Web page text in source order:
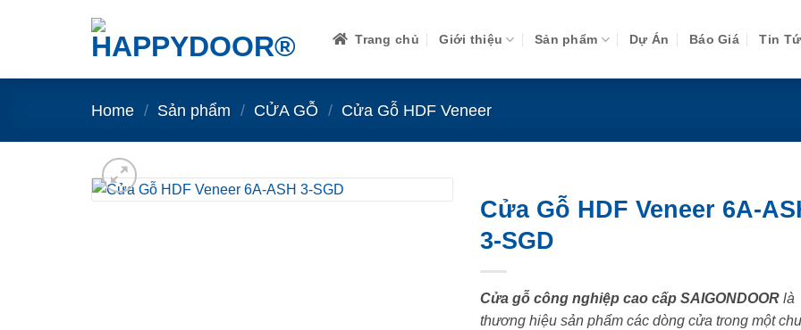
Trang chủ Giới thiệu Sản phẩm Dự Án Báo Giá Tin
Home / Sản phẩm / CỬA GỖ / Cửa Gỗ HDF Veneer
Cửa Gỗ HDF Veneer 6A-
3-SGD
Cửa gỗ công nghiệp cao cấp SAIGONDOORlà
thương hiệu sản phẩm các dòng cửa trong một